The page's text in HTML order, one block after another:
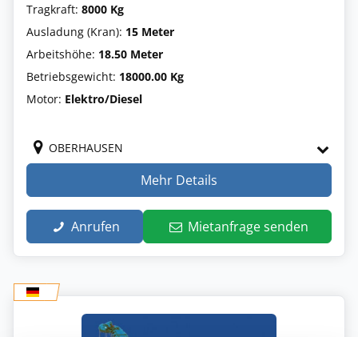
Tragkraft: 8000 Kg
Ausladung (Kran): 15 Meter
Arbeitshöhe: 18.50 Meter
Betriebsgewicht: 18000.00 Kg
Motor: Elektro/Diesel
OBERHAUSEN
Mehr Details
Anrufen Mietanfrage senden